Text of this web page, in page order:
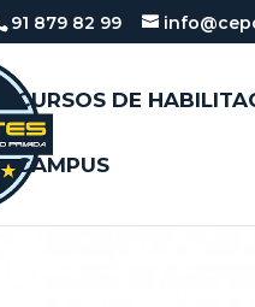
91 879 82 99
CURSOS DE
CAMPUS